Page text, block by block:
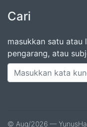
Cari
masukkan satu atau
pengarang, atau
© Aug/2026 —